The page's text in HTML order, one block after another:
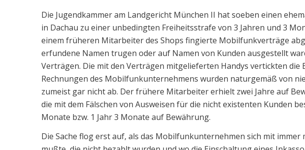
Die Jugendkammer am Landgericht München II hat soeben einen
in Dachau zu einer unbedingten Freiheitsstrafe von 3 Jahren und 3
einem früheren Mitarbeiter des Shops fingierte Mobilfunkverträge
erfundene Namen trugen oder auf Namen von Kunden ausgestellt
Verträgen. Die mit den Verträgen mitgelieferten Handys vertickten die
Rechnungen des Mobilfunkunternehmens wurden naturgemäß von
zumeist gar nicht ab. Der frühere Mitarbeiter erhielt zwei Jahre auf
die mit dem Fälschen von Ausweisen für die nicht existenten Kunden
Monate bzw. 1 Jahr 3 Monate auf Bewährung.
Die Sache flog erst auf, als das Mobilfunkunternehmen sich mit